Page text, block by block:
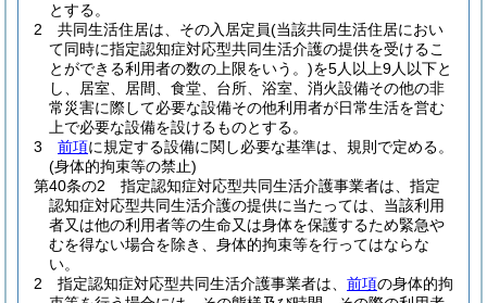
とする。
2
共同生活住居は、その入居定員(当該共同生活住居におい
て同時に指定認知症対応型共同生活介護の提供を受けるこ
とができる利用者の数の上限をいう。)を5人以上9人以下と
し、居室、居間、食堂、台所、浴室、消火設備その他の非
常災害に際して必要な設備その他利用者が日常生活を営む
上で必要な設備を設けるものとする。
3
前項に規定する設備に関し必要な基準は、規則で定める。
(身体的拘束等の禁止)
第40条の2
指定認知症対応型共同生活介護事業者は、指定
認知症対応型共同生活介護の提供に当たっては、当該利用
者又は他の利用者等の生命又は身体を保護するため緊急や
むを得ない場合を除き、身体的拘束等を行ってはならな
い。
2
指定認知症対応型共同生活介護事業者は、 前項の身体的拘